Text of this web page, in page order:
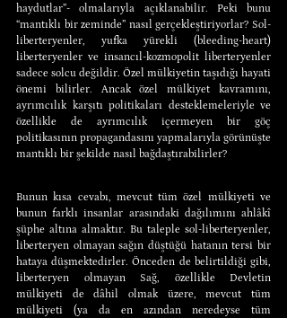
haydutlar”- olmalarıyla açıklanabilir. Peki bunu
“mantıklı bir zeminde” nasıl gerçekleştiriyorlar? Sol-
liberteryenler, yufka yürekli (bleeding-heart)
liberteryenler ve insancıl-kozmopolit liberteryenler
sadece solcu değildir. Özel mülkiyetin taşıdığı hayati
önemi bilirler. Ancak özel mülkiyet kavramını,
ayrımcılık karşıtı politikaları desteklemeleriyle ve
özellikle de ayrımcılık içermeyen bir göç
politikasının propagandasını yapmalarıyla görünüşte
mantıklı bir şekilde nasıl bağdaştırabilirler?
Bunun kısa cevabı, mevcut tüm özel mülkiyeti ve
bunun farklı insanlar arasındaki dağılımını ahlâkî
şüphe altına almaktır. Bu taleple sol-liberteryenler,
liberteryen olmayan sağın düştüğü hatanın tersi bir
hataya düşmektedirler. Önceden de belirtildiği gibi,
liberteryen olmayan Sağ, özellikle Devletin
mülkiyeti de dâhil olmak üzere, mevcut tüm
mülkiyeti (ya da en azından neredeyse tüm